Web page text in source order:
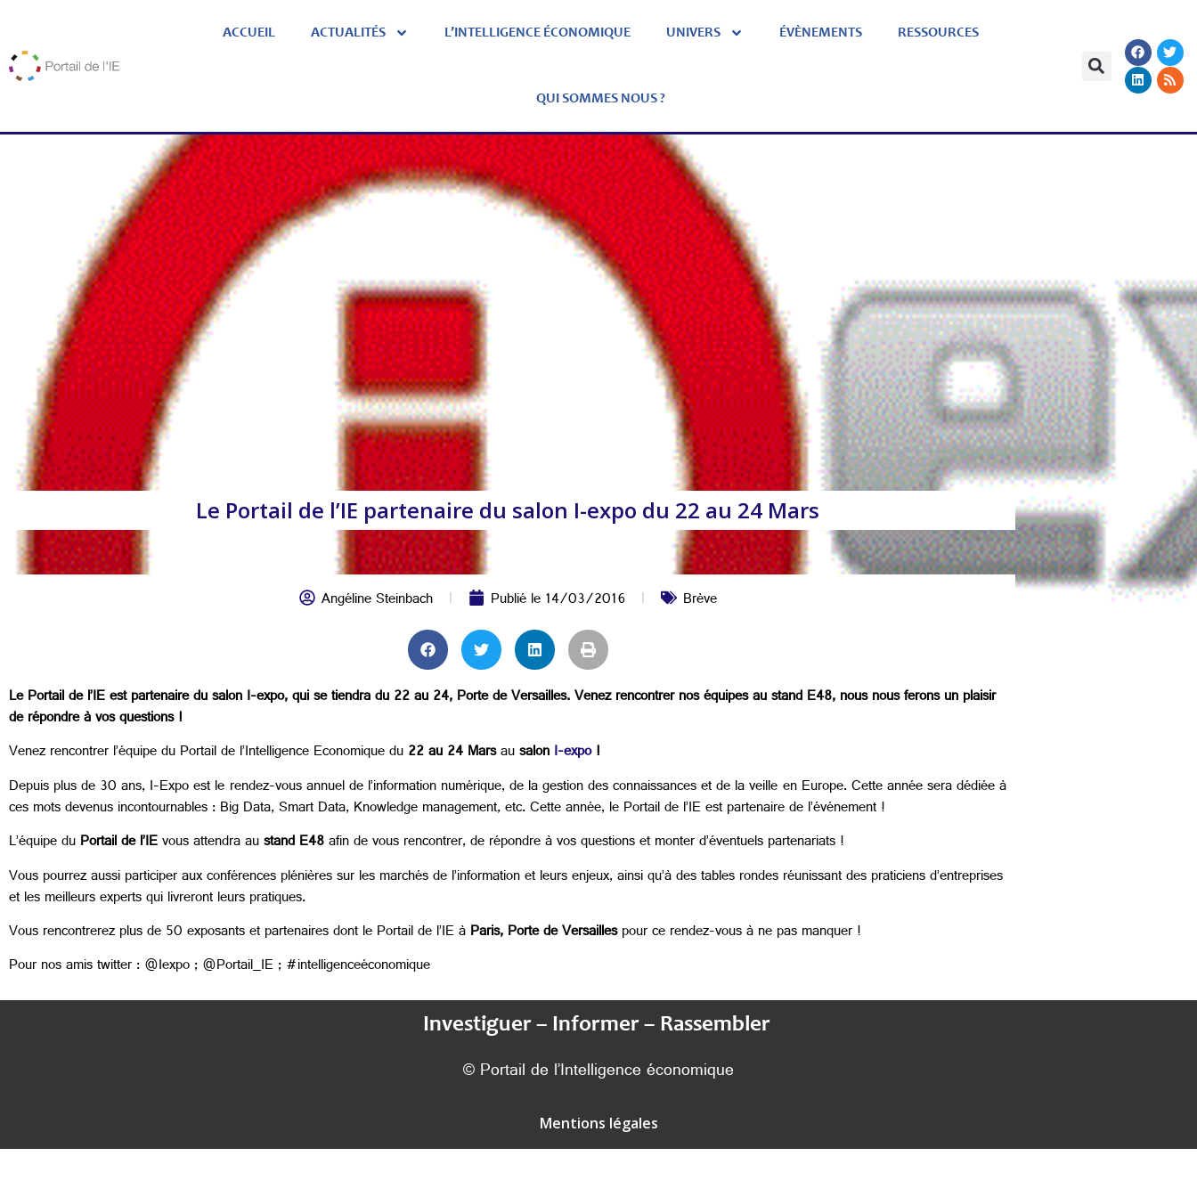
ACCUEIL ACTUALITÉS L’INTELLIGENCE ÉCONOMIQUE UNIVERS ÉVÈNEMENTS RESSOURCES
QUI SOMMES NOUS ?
Le Portail de l’IE partenaire du salon I-expo du 22 au 24 Mars
Angéline Steinbach Publié le14/03/2016 Brève
Le Portail de l’IE est partenaire du salon I-expo, qui se tiendra du 22 au 24, Porte de Versailles. Venez rencontrer nos équipes au stand E48, nous nous ferons un plaisir
de répondre à vos questions !
Venez rencontrer l’équipe du Portail de l’Intelligence Economique du22 au 24 MarsausalonI-expo!
Depuis plus de 30 ans, I-Expo est le rendez-vous annuel de l’information numérique, de la gestion des connaissances et de la veille en Europe. Cette année sera dédiée à
ces mots devenus incontournables : Big Data, Smart Data, Knowledge management, etc. Cette année, le Portail de l’IE est partenaire de l’événement !
L’équipe duPortail de l’IEvous attendra austand E48afin de vous rencontrer, de répondre à vos questions et monter d’éventuels partenariats !
Vous pourrez aussi participer aux conférences plénières sur les marchés de l’information et leurs enjeux, ainsi qu’à des tables rondes réunissant des praticiens d’entreprises
et les meilleurs experts qui livreront leurs pratiques.
Vous rencontrerez plus de 50 exposants et partenaires dont le Portail de l’IE àParis, Porte de Versaillespour ce rendez-vous à ne pas manquer !
Pour nos amis twitter : @Iexpo ; @Portail_IE ; #intelligenceéconomique
Investiguer – Informer – Rassembler
© Portail de l’Intelligence économique
Mentions légales